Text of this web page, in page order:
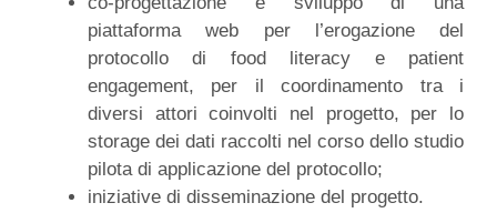
piattaforma web per l’erogazione del
protocollo di food literacy e patient
engagement, per il coordinamento tra i
diversi attori coinvolti nel progetto, per lo
storage dei dati raccolti nel corso dello studio
pilota di applicazione del protocollo;
iniziative di disseminazione del progetto.